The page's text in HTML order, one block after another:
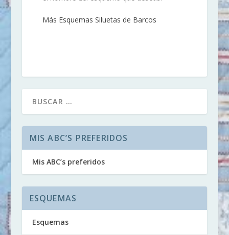
Más Esquemas Siluetas de Barcos
MIS ABC’S PREFERIDOS
Mis ABC’s preferidos
ESQUEMAS
Esquemas